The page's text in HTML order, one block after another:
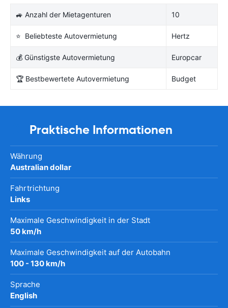
🚙 Anzahl der Mietagenturen 10
⭐ Beliebteste Autovermietung Hertz
💰 Günstigste Autovermietung Europcar
🏆 Bestbewertete Autovermietung Budget
Praktische Informationen
Währung
Australian dollar
Fahrtrichtung
Links
Maximale Geschwindigkeit in der Stadt
50 km/h
Maximale Geschwindigkeit auf der Autobahn
100 - 130 km/h
Sprache
English